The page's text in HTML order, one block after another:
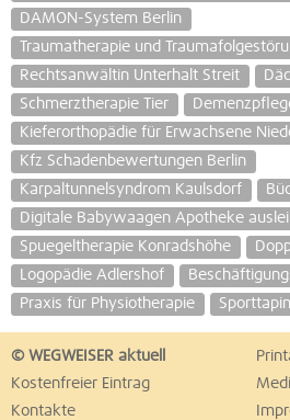
DAMON-System Berlin
Traumatherapie und
Rechtsanwältin Unterhalt Streit
Schmerztherapie Tier
Kieferorthopädie für Erwachsene
Kfz Schadenbewertungen Berlin
Karpaltunnelsyndrom Kaulsdorf
Digitale Babywaagen Apotheke
Spuegeltherapie Konradshöhe
Logopädie Adlershof
Praxis für Physiotherapie
© WEGWEISER aktuell
Kostenfreier Eintrag
Kontakte